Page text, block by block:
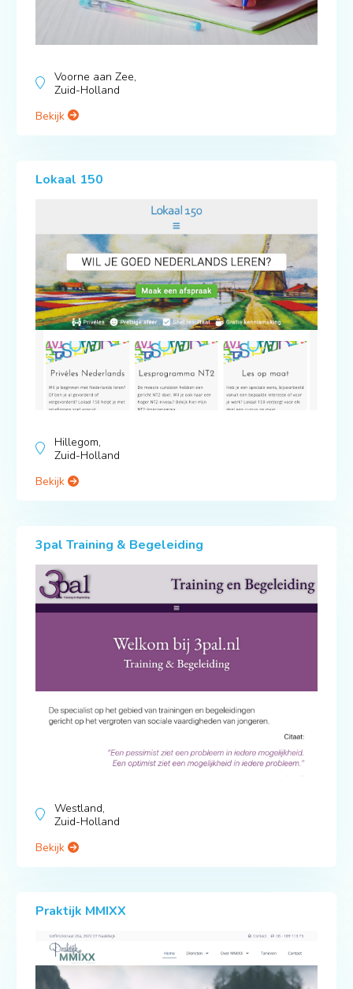
Voorne aan Zee,
Zuid-Holland
Bekijk
Lokaal 150
Hillegom,
Zuid-Holland
Bekijk
3pal Training & Begeleiding
Westland,
Zuid-Holland
Bekijk
Praktijk MMIXX